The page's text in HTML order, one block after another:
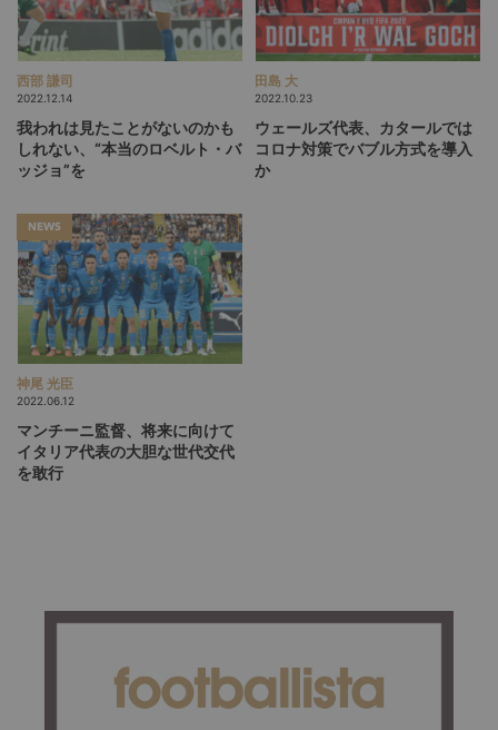
西部 謙司
2022.12.14
我われは見たことがないのかも
しれない、“本当のロベルト・バ
ッジョ”を
田島 大
2022.10.23
ウェールズ代表、カタールでは
コロナ対策でバブル方式を導入
か
NEWS
神尾 光臣
2022.06.12
マンチーニ監督、将来に向けて
イタリア代表の大胆な世代交代
を敢行